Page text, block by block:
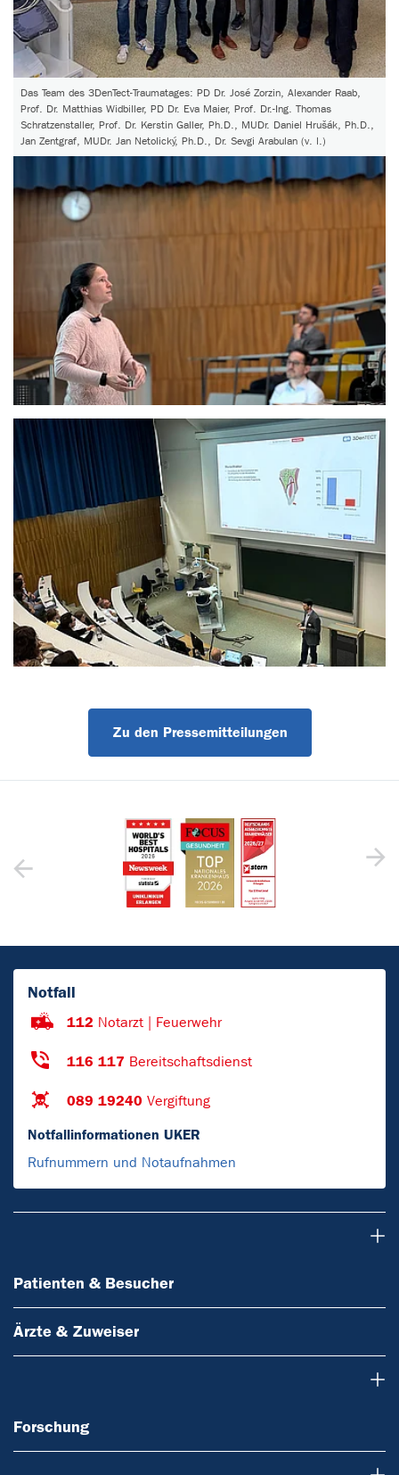
Das Team des 3DenTect-Traumatages: PD Dr. José Zorzin, Alexander Raab,
Prof. Dr. Matthias Widbiller, PD Dr. Eva Maier, Prof. Dr.-Ing. Thomas
Schratzenstaller, Prof. Dr. Kerstin Galler, Ph.D., MUDr. Daniel Hrušák, Ph.D.,
Jan Zentgraf, MUDr. Jan Netolický, Ph.D., Dr. Sevgi Arabulan (v. l.)
Zu den Pressemitteilungen
Notfall
112 Notarzt | Feuerwehr
116 117 Bereitschaftsdienst
089 19240 Vergiftung
Notfallinformationen UKER
Rufnummern und Notaufnahmen
Patienten & Besucher
Ärzte & Zuweiser
Forschung